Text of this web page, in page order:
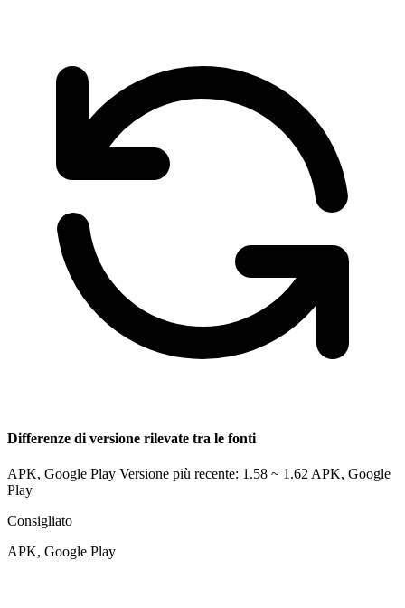
Differenze di versione rilevate tra le fonti
APK, Google Play Versione più recente: 1.58 ~ 1.62 APK, Google
Play
Consigliato
APK, Google Play